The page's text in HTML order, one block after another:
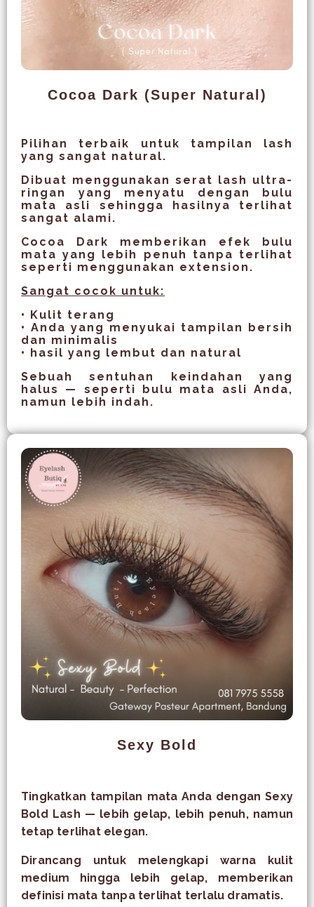
Cocoa Dark (Super Natural)
Pilihan terbaik untuk tampilan lash
yang sangat natural.
Dibuat menggunakan serat lash ultra-
ringan
yang menyatu dengan bulu
mata asli sehingga hasilnya terlihat
sangat alami.
Cocoa Dark memberikan efek bulu
mata yang lebih penuh tanpa terlihat
seperti menggunakan extension.
Sangat cocok untuk:
• Kulit terang
• Anda yang menyukai tampilan bersih
dan minimalis
• hasil yang lembut dan natural
Sebuah sentuhan keindahan yang
halus — seperti bulu mata asli Anda,
namun lebih indah.
Sexy Bold
Tingkatkan tampilan mata Anda dengan Sexy
Bold Lash — lebih gelap, lebih penuh, namun
tetap terlihat elegan.
Dirancang untuk melengkapi warna kulit
medium hingga lebih gelap, memberikan
definisi mata tanpa terlihat terlalu dramatis.